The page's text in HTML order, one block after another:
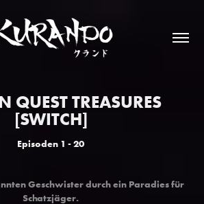
QUEST TREASURES
[SWITCH]
Episoden 1 - 20
Geschwister durch ein Paradies für
Schatzjäger.